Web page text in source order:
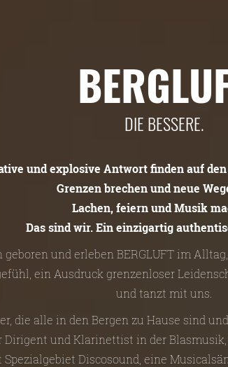
DIE BESSERE.
und explosive Antwort finden auf
Grenzen brechen und neue
Lachen, feiern und Musik
Das sind wir. Ein einzigartig
und erleben BERGLUFT im
ein Ausdruck grenzenloser
und tanzt mit uns.
die alle in den Bergen zu Hause sind
und Klarinettist in der
Discosound, eine